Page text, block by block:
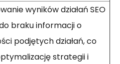
wyników działań SEO
braku informacji o
podjętych działań, co
strategii i